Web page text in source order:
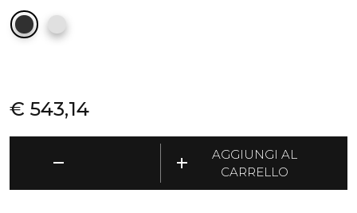
€ 543,14
remove
Appendiabiti
add
AGGIUNGI AL
CARRELLO